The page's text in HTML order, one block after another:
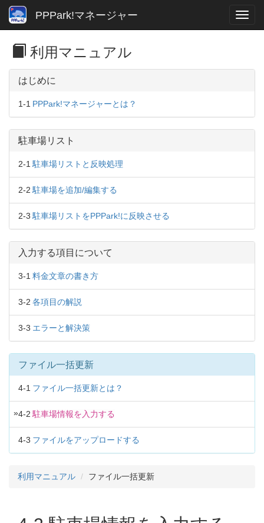
PPPark!マネージャー
利用マニュアル
はじめに
1-1 PPPark!マネージャーとは？
駐車場リスト
2-1 駐車場リストと反映処理
2-2 駐車場を追加/編集する
2-3 駐車場リストをPPPark!に反映させる
入力する項目について
3-1 料金文章の書き方
3-2 各項目の解説
3-3 エラーと解決策
ファイル一括更新
4-1 ファイル一括更新とは？
»4-2 駐車場情報を入力する
4-3 ファイルをアップロードする
利用マニュアル ファイル一括更新